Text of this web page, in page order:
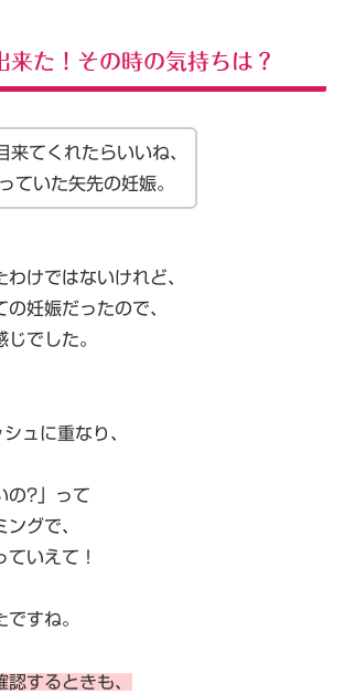
来た！その時の気持ちは？
来てくれたらいいね、
ていた矢先の妊娠。
けではないけれど、
妊娠だったので、
でした。
ュに重なり、
の?」って
グで、
ていえて！
すね。
するときも、